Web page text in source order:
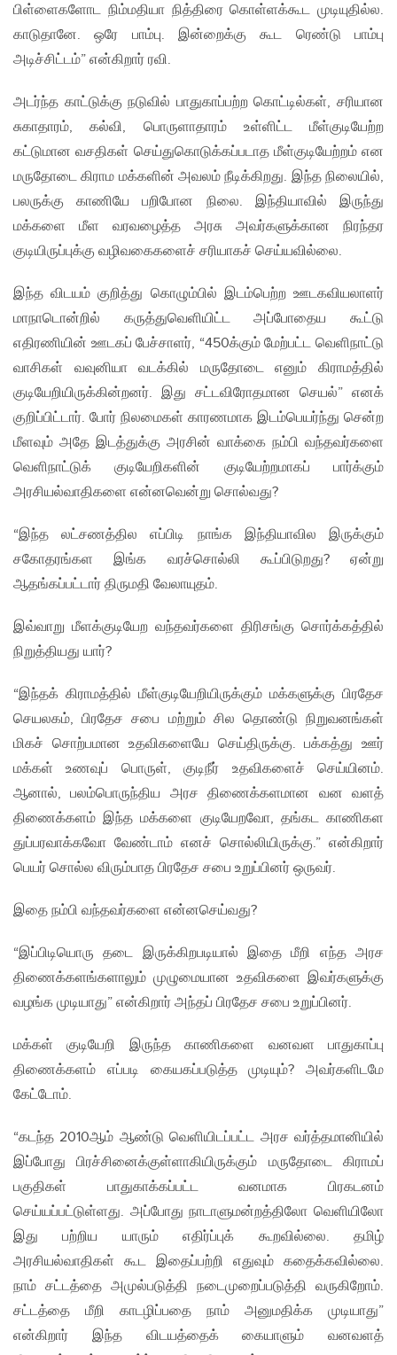
பிள்ளைகளோட நிம்மதியா நித்திரை கொள்ளக்கூட முடியுதில்ல.
காடுதானே. ஒரே பாம்பு. இன்றைக்கு கூட ரெண்டு பாம்பு
அடிச்சிட்டம்” என்கிறார் ரவி.
அடர்ந்த காட்டுக்கு நடுவில் பாதுகாப்பற்ற கொட்டில்கள், சரியான
சுகாதாரம், கல்வி, பொருளாதாரம் உள்ளிட்ட மீள்குடியேற்ற
கட்டுமான வசதிகள் செய்துகொடுக்கப்படாத மீள்குடியேற்றம் என
மருதோடை கிராம மக்களின் அவலம் நீடிக்கிறது. இந்த நிலையில்,
பலருக்கு காணியே பறிபோன நிலை. இந்தியாவில் இருந்து
மக்களை மீள வரவழைத்த அரசு அவர்களுக்கான நிரந்தர
குடியிருப்புக்கு வழிவகைகளைச் சரியாகச் செய்யவில்லை.
இந்த விடயம் குறித்து கொழும்பில் இடம்பெற்ற ஊடகவியலாளர்
மாநாடொன்றில் கருத்துவெளியிட்ட அப்போதைய கூட்டு
எதிரணியின் ஊடகப் பேச்சாளர், “450க்கும் மேற்பட்ட வெளிநாட்டு
வாசிகள் வவுனியா வடக்கில் மருதோடை எனும் கிராமத்தில்
குடியேறியிருக்கின்றனர். இது சட்டவிரோதமான செயல்” எனக்
குறிப்பிட்டார். போர் நிலமைகள் காரணமாக இடம்பெயர்ந்து சென்ற​
மீளவும் அதே இடத்துக்கு அரசின் வாக்கை நம்பி வந்தவர்களை
வெளிநாட்டுக் குடியேறிகளின் குடியேற்றமாகப் பார்க்கும்
அரசியல்வாதிகளை என்னவென்று சொல்வது?
“இந்த லட்சணத்தில எப்பிடி நாங்க இந்தியாவில இருக்கும்
சகோதரங்கள இங்க வரச்சொல்லி கூப்பிடுறது? ஏன்று
ஆதங்கப்பட்டார் திருமதி வேலாயுதம்.
இவ்வாறு மீளக்குடியேற வந்தவர்களை திரிசங்கு சொர்க்கத்தில்
நிறுத்தியது யார்?
“இந்தக் கிராமத்தில் மீள்குடியேறியிருக்கும் மக்களுக்கு பிரதேச
செயலகம், பிரதேச சபை மற்றும் சில தொண்டு நிறுவனங்கள்
மிகச் சொற்பமான உதவிகளையே செய்திருக்கு. பக்கத்து ஊர்
மக்கள் உணவுப் பொருள், குடிநீர் உதவிகளைச் செய்யினம்.
ஆனால், பலம்பொருந்திய அரச திணைக்களமான வன வளத்
திணைக்களம் இந்த மக்களை குடியேறவோ, தங்கட காணிகள
துப்பரவாக்கவோ வேண்டாம் எனச் சொல்லியிருக்கு.” என்கிறார்
பெயர் சொல்ல விரும்பாத பிரதேச சபை உறுப்பினர் ஒருவர்.
இதை நம்பி வந்தவர்களை என்னசெய்வது?
“இப்பிடியொரு தடை இருக்கிறபடியால் இதை மீறி எந்த அரச
திணைக்களங்களாலும் முழுமையான உதவிகளை இவர்களுக்கு
வழங்க முடியாது” என்கிறார் அந்தப் பிரதேச சபை உறுப்பினர்.
மக்கள் குடியேறி இருந்த காணிகளை வனவள பாதுகாப்பு
திணைக்களம் எப்படி கையகப்படுத்த முடியும்? அவர்களிடமே
கேட்டோம்.
“கடந்த 2010ஆம் ஆண்டு வெளியிடப்பட்ட அரச வர்த்தமானியில்
இப்போது பிரச்சினைக்குள்ளாகியிருக்கும் மருதோடை கிராமப்
பகுதிகள் பாதுகாக்கப்பட்ட வனமாக பிரகடனம்
செய்யப்பட்டுள்ளது. அப்போது நாடாளுமன்றத்திலோ வெளியிலோ
இது பற்றிய யாரும் எதிர்ப்புக் கூறவில்லை. தமிழ்
அரசியல்வாதிகள் கூட இதைப்பற்றி எதுவும் கதைக்கவில்லை.
நாம் சட்டத்தை அமுல்படுத்தி நடைமுறைப்படுத்தி வருகிறோம்.
சட்டத்தை மீறி காடழிப்பதை நாம் அனுமதிக்க முடியாது”
என்கிறார் இந்த விடயத்தைக் கையாளும் வனவளத்